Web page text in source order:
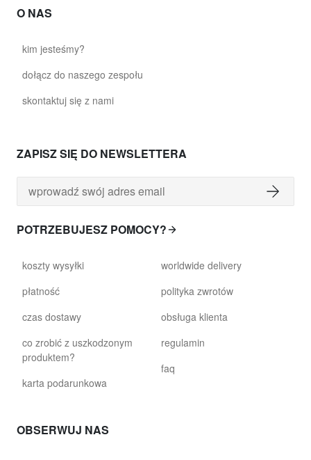
O NAS
kim jesteśmy?
dołącz do naszego zespołu
skontaktuj się z nami
ZAPISZ SIĘ DO NEWSLETTERA
POTRZEBUJESZ POMOCY?
koszty wysyłki
płatność
czas dostawy
co zrobić z uszkodzonym
produktem?
karta podarunkowa
worldwide delivery
polityka zwrotów
obsługa klienta
regulamin
faq
OBSERWUJ NAS